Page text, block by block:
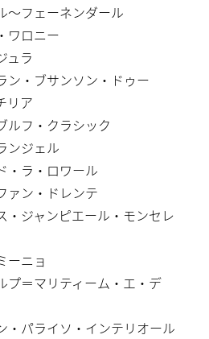
〜フェーネンダール
ワロニー
ュラ
ン・ブサンソン・ドゥー
リア
ルフ・クラシック
ンジェル
・ラ・ロワール
ァン・ドレンテ
・ジャンピエール・モンセレ
ーニョ
プ＝マリティーム・エ・デ
・パライソ・インテリオール